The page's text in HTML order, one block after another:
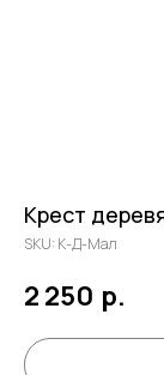
Крест
SKU: К-Д-Мал
2 250 р.